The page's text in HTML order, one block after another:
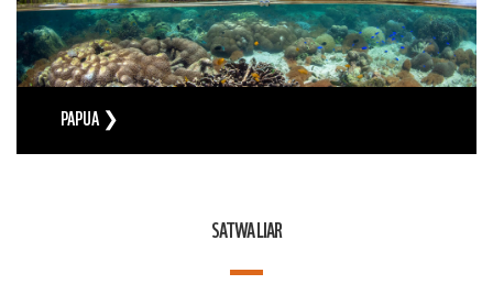
PAPUA ❯
SATWA LIAR